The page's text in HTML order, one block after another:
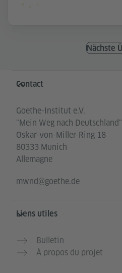
Nächste
Service- und
Contact
Goethe-Institut e.V.
"Mein Weg nach Deutschland"
Oskar-von-Miller-Ring 18
80333 Munich
Allemagne
mwnd@goethe.de
Liens utiles
Bulletin
À propos du projet